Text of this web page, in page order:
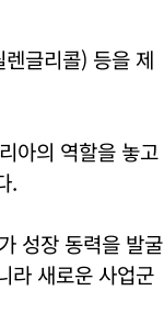
글리콜) 등을 제
아의 역할을 놓고
.
성장 동력을 발굴
라 새로운 사업군